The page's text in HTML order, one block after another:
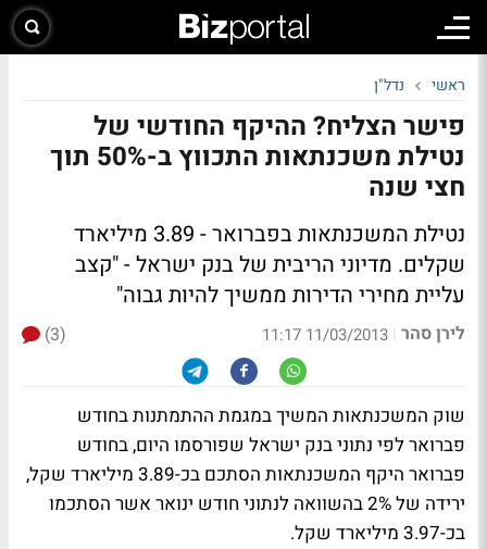
ראשי נדל"ן
פישר הצליח? ההיקף החודשי של
נטילת משכנתאות התכווץ ב-50% תוך
חצי שנה
נטילת המשכנתאות בפברואר - 3.89 מיליארד
שקלים. מדיוני הריבית של בנק ישראל - "קצב
עליית מחירי הדירות ממשיך להיות גבוה"
לירן סהר |
11/03/2013 11:17
(3)
שוק המשכנתאות המשיך במגמת ההתמתנות בחודש
פברואר לפי נתוני בנק ישראל שפורסמו היום, בחודש
פברואר היקף המשכנתאות הסתכם בכ-3.89 מיליארד שקל,
ירידה של 2% בהשוואה לנתוני חודש ינואר אשר הסתכמו
בכ-3.97 מיליארד שקל.